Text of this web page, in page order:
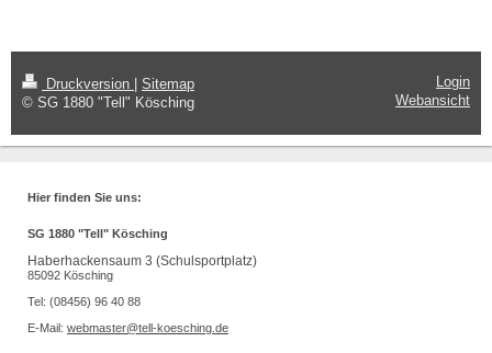
Druckversion
Sitemap
© SG 1880 "Tell" Kösching
Login
Webansicht
Hier finden Sie uns:
SG 1880 "Tell" Kösching
Haberhackensaum 3 (Schulsportplatz)
85092 Kösching
Tel: (08456) 96 40 88
E-Mail: webmaster@tell-koesching.de